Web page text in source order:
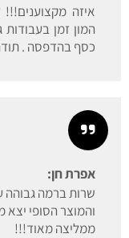
איזה מקצוענים!!!
המון זמן בעבודות
כסף בהדפסה .
אפרת חן:
שרות ברמה גבוהה
והמוצר הסופי יצא
ממליצה מאוד!!!